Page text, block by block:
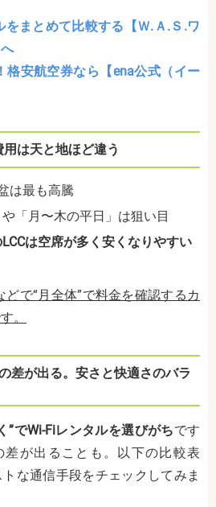
をまとめて比較する【Ｗ.Ａ.Ｓ.ワ
格安航空券なら【ena公式（イー
は天と地ほど違う
は最も高騰
「月〜木の平日」は狙い目
は空席が多く安くなりやすい
で“月全体”で料金を確認するカ
。
差が出る。安さと快適さのバラ
”でWi-Fiレンタルを選びがちです
が出ることも。以下の比較表
な通信手段をチェックしてみま